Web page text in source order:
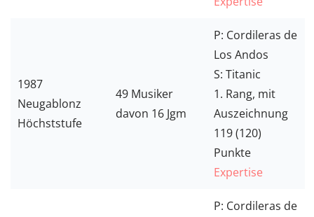
1987
Neugablonz
Höchststufe
49 Musiker
davon 16 Jgm
P: Cordileras de
Los Andos
S: Titanic
1. Rang, mit
Auszeichnung
119 (120)
Punkte
Expertise
P: Cordileras de